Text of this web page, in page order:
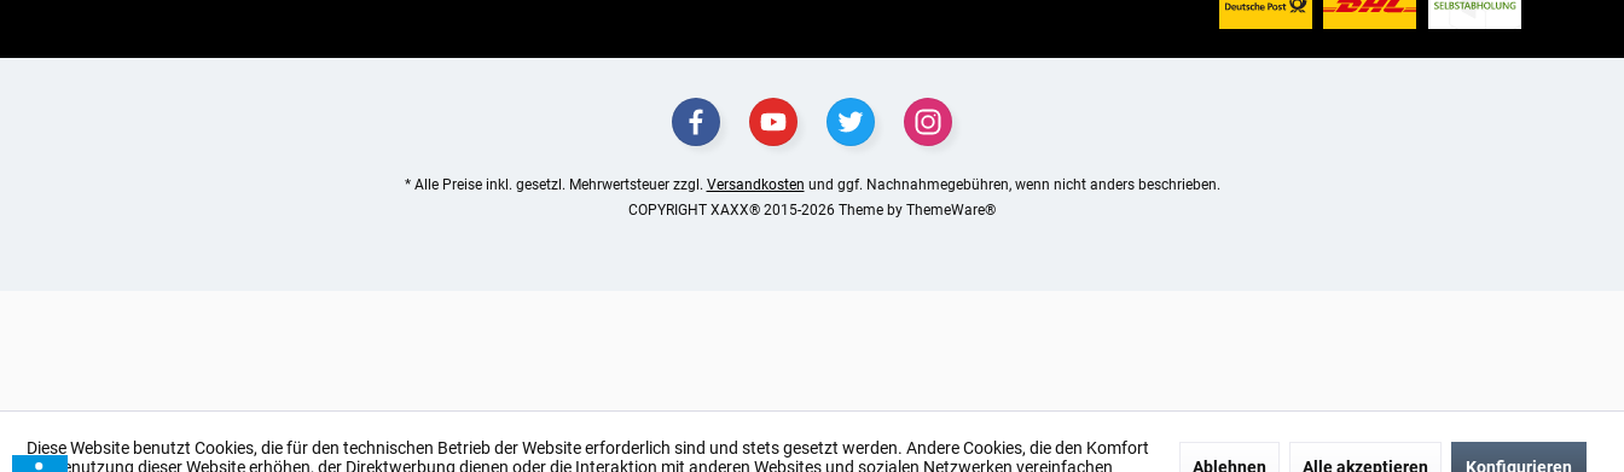
* Alle Preise inkl. gesetzl. Mehrwertsteuer zzgl. Versandkosten und ggf. Nachnahmegebühren, wenn nicht anders beschrieben.
COPYRIGHT XAXX® 2015-2026 Theme by ThemeWare®
Diese Website benutzt Cookies, die für den technischen Betrieb der Website erforderlich sind und stets gesetzt werden. Andere Cookies, die den Komfort
bei Benutzung dieser Website erhöhen, der Direktwerbung dienen oder die Interaktion mit anderen Websites und sozialen Netzwerken vereinfachen
Ablehnen Alle akzeptieren Konfigurieren